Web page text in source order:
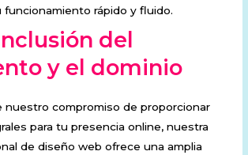
funcionamiento rápido y fluido.
del
y el dominio
nuestro compromiso de proporcionar
para tu presencia online, nuestra
de diseño web ofrece una amplia